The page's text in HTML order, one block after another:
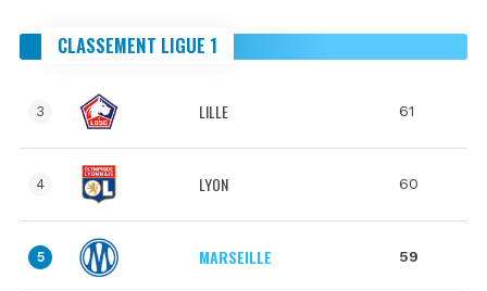
CLASSEMENT LIGUE 1
3 LILLE 61
4 LYON 60
5 MARSEILLE 59